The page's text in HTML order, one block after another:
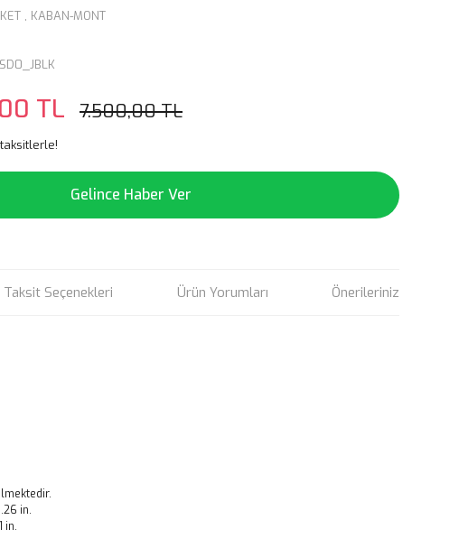
, KABAN-MONT
TL 7.500,00 TL
Gelince Haber Ver
Taksit Seçenekleri Ürün Yorumları Önerileriniz
in.
in.